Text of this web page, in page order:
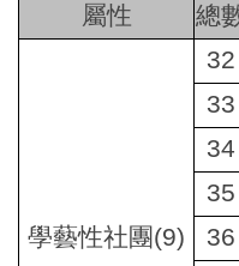
屬性 總
學藝性社團(9)
32
33
34
35
36